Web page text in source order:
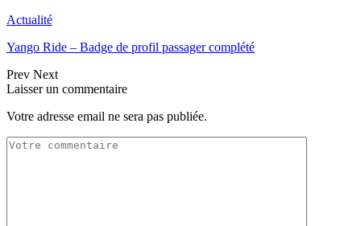
Actualité
Yango Ride – Badge de profil passager complété
Prev Next
Laisser un commentaire
Votre adresse email ne sera pas publiée.